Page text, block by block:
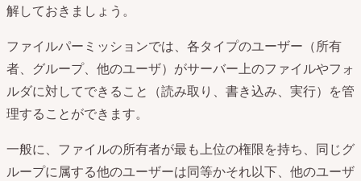
解しておきましょう。
ファイルパーミッションでは、各タイプのユーザー（所有
者、グループ、他のユーザ）がサーバー上のファイルやフォ
ルダに対してできること（読み取り、書き込み、実行）を管
理することができます。
一般に、ファイルの所有者が最も上位の権限を持ち、同じグ
ループに属する他のユーザーは同等かそれ以下、他のユーザ